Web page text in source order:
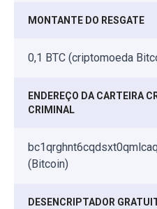
MONTANTE DO RESGATE
0,1 BTC (criptomoeda
ENDEREÇO DA CARTEIRA
CRIMINAL
(Bitcoin)
DESENCRIPTADOR